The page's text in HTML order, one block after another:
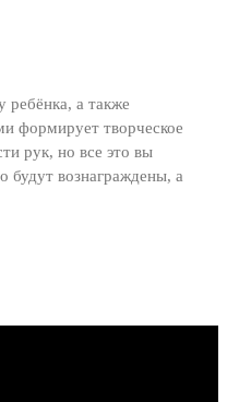
ребёнка, а также
формирует творческое
рук, но все это вы
будут вознаграждены, а